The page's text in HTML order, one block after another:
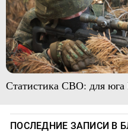
Статистика СВО: для юга
ПОСЛЕДНИЕ ЗАПИСИ В